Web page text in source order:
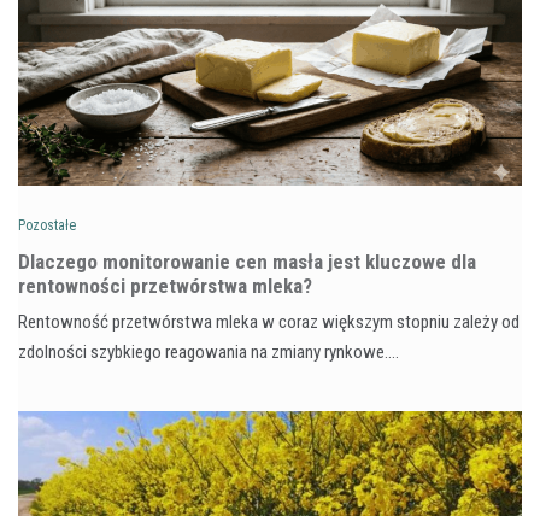
Pozostałe
Dlaczego monitorowanie cen masła jest kluczowe dla
rentowności przetwórstwa mleka?
Rentowność przetwórstwa mleka w coraz większym stopniu zależy od
zdolności szybkiego reagowania na zmiany rynkowe.…